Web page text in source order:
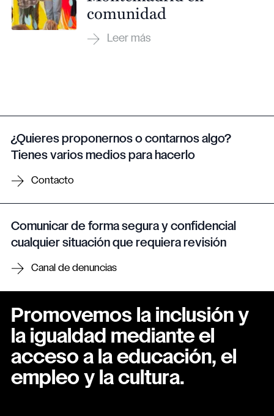
comunidad
¿Quieres proponernos o contarnos algo?
Tienes varios medios para hacerlo
Contacto
Comunicar de forma segura y confidencial
cualquier situación que requiera revisión
Canal de denuncias
Promovemos la inclusión y
la igualdad mediante el
acceso a la educación, el
empleo y la cultura.